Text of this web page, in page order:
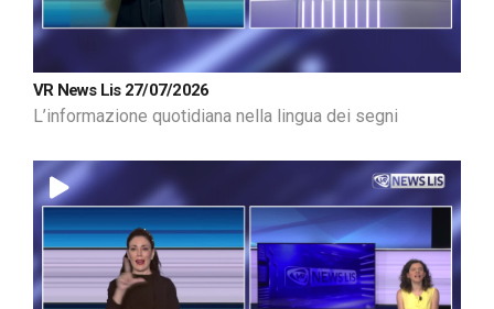
VR News Lis 27/07/2026
L’informazione quotidiana nella lingua dei segni